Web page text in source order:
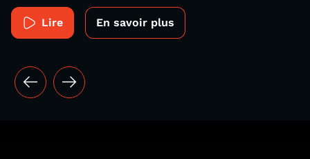
Lire En savoir plus